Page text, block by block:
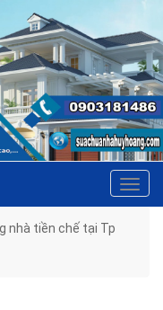
nhà tiền chế tại Tp